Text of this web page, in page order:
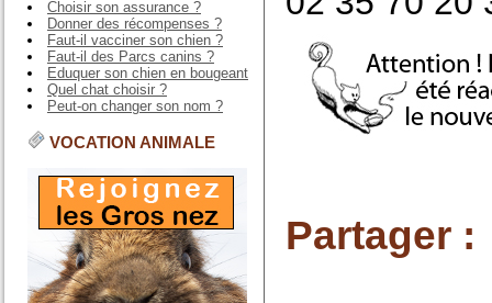
Choisir son assurance ?
Donner des récompenses ?
Faut-il vacciner son chien ?
Faut-il des Parcs canins ?
Eduquer son chien en bougeant
Quel chat choisir ?
Peut-on changer son nom ?
VOCATION ANIMALE
Partager :